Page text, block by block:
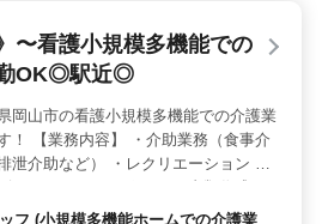
休日111日と多いため、プライベー
取りやすいです。 ＜充実した
備で福利厚生も充実しています。
にとって、経験とスキルを活かせ
〜看護小規模多機能での
OK◎駅近◎
岡山市の看護小規模多機能での介護業
！ 【業務内容】 ・介助業務（食事介
泄介助など） ・レクリエーション ・
理 ・サービス利用者の家族との相
フ (小規模多機能ホームでの介護業